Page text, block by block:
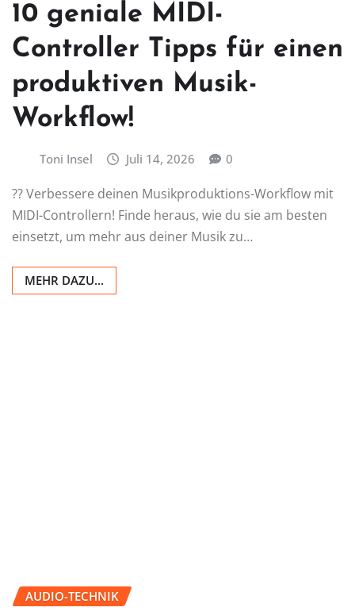
10 geniale MIDI-
Controller Tipps für einen
produktiven Musik-
Workflow!
Toni Insel Juli 14, 2026 0
?? Verbessere deinen Musikproduktions-Workflow mit
MIDI-Controllern! Finde heraus, wie du sie am besten
einsetzt, um mehr aus deiner Musik zu…
MEHR DAZU...
AUDIO-TECHNIK